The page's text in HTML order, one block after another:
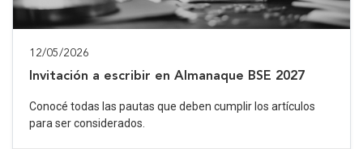
12/05/2026
Invitación a escribir en Almanaque BSE 2027
Conocé todas las pautas que deben cumplir los artículos
para ser considerados.